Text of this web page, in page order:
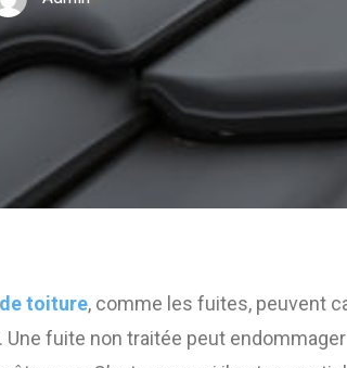
toiture, comme les fuites, peuvent
fuite non traitée peut endommager